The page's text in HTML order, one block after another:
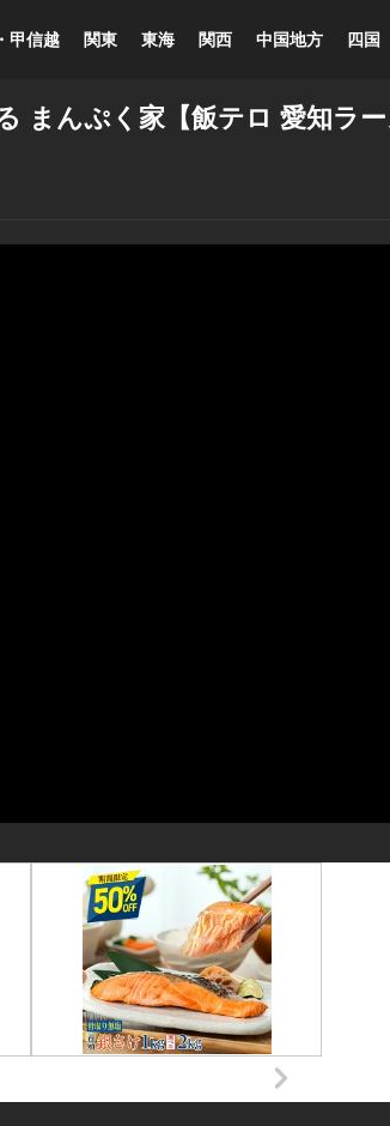
甲信越 関東 東海 関西 中国地方 四国
まんぷく家【飯テロ 愛知ラー